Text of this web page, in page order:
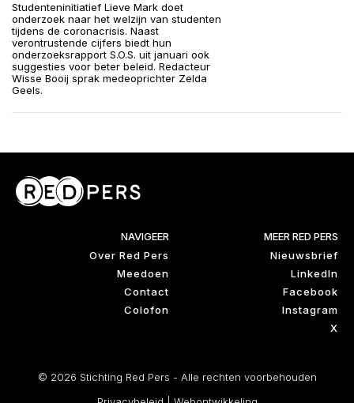
Studenteninitiatief Lieve Mark doet
onderzoek naar het welzijn van studenten
tijdens de coronacrisis. Naast
verontrustende cijfers biedt hun
onderzoeksrapport S.O.S. uit januari ook
suggesties voor beter beleid. Redacteur
Wisse Booij sprak medeoprichter Zelda
Geels.
NAVIGEER
Over Red Pers
Meedoen
Contact
Colofon
MEER RED PERS
Nieuwsbrief
LinkedIn
Facebook
Instagram
X
© 2026 Stichting Red Pers - Alle rechten voorbehouden